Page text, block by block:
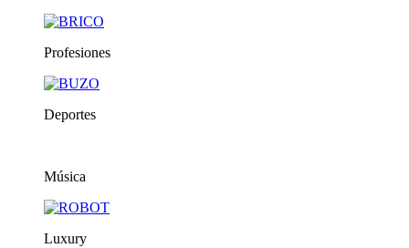
Profesiones
Deportes
Música
Luxury